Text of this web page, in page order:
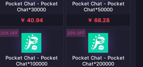
Pocket Chat - Pocket
Chat*30000
￥ 40.94
Pocket Chat - Pocket
Chat*50000
￥ 68.28
20% OFF
Pocket Chat - Pocket
Chat*100000
20% OFF
Pocket Chat - Pocket
Chat*200000